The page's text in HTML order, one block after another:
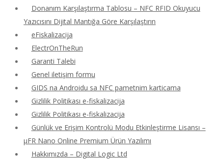
Donanım Karşılaştırma Tablosu – NFC RFID Okuyucu
Yazıcısını Dijital Mantığa Göre Karşılaştırın
eFiskalizacija
ElectrOnTheRun
Garanti Talebi
Genel iletişim formu
GIDS na Androidu sa NFC pametnim karticama
Gizlilik Politikası e-fiskalizacija
Gizlilik Politikası e-fiskalizacija
Günlük ve Erişim Kontrolü Modu Etkinleştirme Lisansı –
μFR Nano Online Premium Ürün Yazılımı
Hakkımızda – Digital Logic Ltd